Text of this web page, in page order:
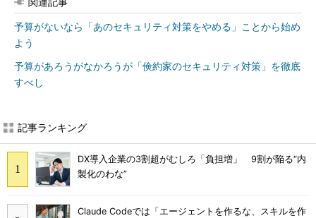
予算がないなら「あのセキュリティ対策をやめる」ことから始め
よう
予算があろうがなかろうが「倹約家のセキュリティ対策」を徹底
すべし
記事ランキング
DX導入企業の3割超がむしろ「負担増」 9割が陥る“内
製化のわな”
Claude Codeでは「エージェントを作るな、スキルを作